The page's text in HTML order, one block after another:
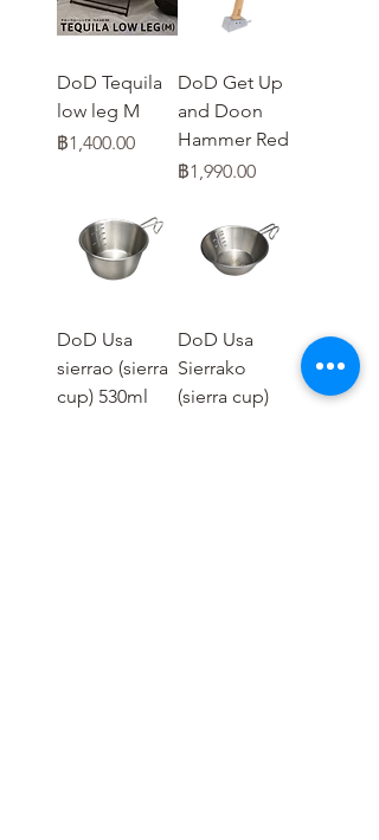
DoD Tequila
low leg M
ราคา
฿1,400.00
DoD Get Up
and Doon
Hammer Red
ราคา
฿1,990.00
DoD Usa
sierrao (sierra
cup) 530ml
DoD Usa
Sierrako
(sierra cup)